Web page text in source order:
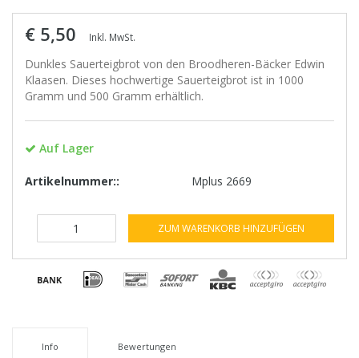
€ 5,50 Inkl. MwSt.
Dunkles Sauerteigbrot von den Broodheren-Bäcker Edwin
Klaasen. Dieses hochwertige Sauerteigbrot ist in 1000
Gramm und 500 Gramm erhältlich.
Auf Lager
Artikelnummer:: Mplus 2669
ZUM WARENKORB HINZUFÜGEN
Info Bewertungen